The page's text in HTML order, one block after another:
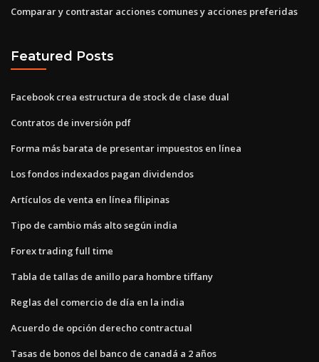
Comparar y contrastar acciones comunes y acciones preferidas
Featured Posts
Facebook crea estructura de stock de clase dual
Contratos de inversión pdf
Forma más barata de presentar impuestos en línea
Los fondos indexados pagan dividendos
Artículos de venta en línea filipinas
Tipo de cambio más alto según india
Forex trading full time
Tabla de tallas de anillo para hombre tiffany
Reglas del comercio de día en la india
Acuerdo de opción derecho contractual
Tasas de bonos del banco de canadá a 2 años